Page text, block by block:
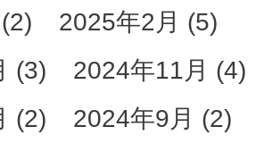
2025年2月 (5)
(3)
2024年11月 (4)
(2)
2024年9月 (2)